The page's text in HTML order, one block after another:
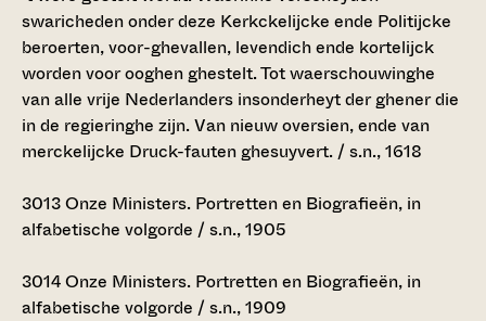
swaricheden onder deze Kerkckelijcke ende Politijcke
beroerten, voor-ghevallen, levendich ende kortelijck
worden voor ooghen ghestelt. Tot waerschouwinghe
van alle vrije Nederlanders insonderheyt der ghener die
in de regieringhe zijn. Van nieuw oversien, ende van
merckelijcke Druck-fauten ghesuyvert. / s.n., 1618
3013Onze Ministers. Portretten en Biografieën, in
alfabetische volgorde / s.n., 1905
3014Onze Ministers. Portretten en Biografieën, in
alfabetische volgorde / s.n., 1909